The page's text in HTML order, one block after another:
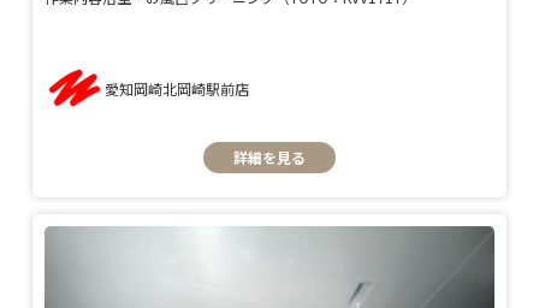
愛知岡崎北岡崎駅前店
詳細を見る